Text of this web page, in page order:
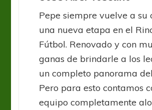
Pepe siempre vuelve a su
una nueva etapa en el
Fútbol. Renovado y con
ganas de brindarle a los
un completo panorama
Pero para esto contamos
equipo completamente